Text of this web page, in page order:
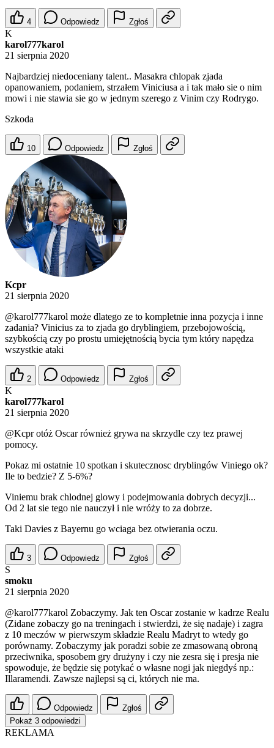
4 Odpowiedz Zgłoś
K
karol777karol
21 sierpnia 2020
Najbardziej niedoceniany talent.. Masakra chlopak zjada
opanowaniem, podaniem, strzałem Viniciusa a i tak mało sie o nim
mowi i nie stawia sie go w jednym szerego z Vinim czy Rodrygo.
Szkoda
10 Odpowiedz Zgłoś
Kcpr
21 sierpnia 2020
@karol777karol może dlatego ze to kompletnie inna pozycja i inne
zadania? Vinicius za to zjada go dryblingiem, przebojowością,
szybkością czy po prostu umiejętnością bycia tym który napędza
wszystkie ataki
2 Odpowiedz Zgłoś
K
karol777karol
21 sierpnia 2020
@Kcprotóż Oscar również grywa na skrzydle czy tez prawej
pomocy.
Pokaz mi ostatnie 10 spotkan i skutecznosc dryblingów Viniego ok?
Ile to bedzie? Z 5-6%?
Viniemu brak chlodnej glowy i podejmowania dobrych decyzji...
Od 2 lat sie tego nie nauczył i nie wróży to za dobrze.
Taki Davies z Bayernu go wciaga bez otwierania oczu.
3 Odpowiedz Zgłoś
S
smoku
21 sierpnia 2020
@karol777karol Zobaczymy. Jak ten Oscar zostanie w kadrze Realu
(Zidane zobaczy go na treningach i stwierdzi, że się nadaje) i zagra
z 10 meczów w pierwszym składzie Realu Madryt to wtedy go
porównamy. Zobaczymy jak poradzi sobie ze zmasowaną obroną
przeciwnika, sposobem gry drużyny i czy nie zesra się i presja nie
spowoduje, że będzie się potykać o własne nogi jak niegdyś np.:
Illaramendi. Zawsze najlepsi są ci, których nie ma.
Odpowiedz
Zgłoś
Pokaż 3 odpowiedzi
REKLAMA